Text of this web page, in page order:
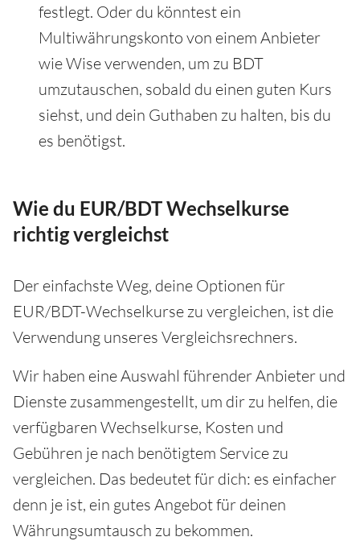
festlegt. Oder du könntest ein
Multiwährungskonto von einem Anbieter
wie Wise verwenden, um zu BDT
umzutauschen, sobald du einen guten Kurs
siehst, und dein Guthaben zu halten, bis du
es benötigst.
Wie du EUR/BDT Wechselkurse
richtig vergleichst
Der einfachste Weg, deine Optionen für
EUR/BDT-Wechselkurse zu vergleichen, ist die
Verwendung unseres Vergleichsrechners.
Wir haben eine Auswahl führender Anbieter und
Dienste zusammengestellt, um dir zu helfen, die
verfügbaren Wechselkurse, Kosten und
Gebühren je nach benötigtem Service zu
vergleichen. Das bedeutet für dich: es einfacher
denn je ist, ein gutes Angebot für deinen
Währungsumtausch zu bekommen.